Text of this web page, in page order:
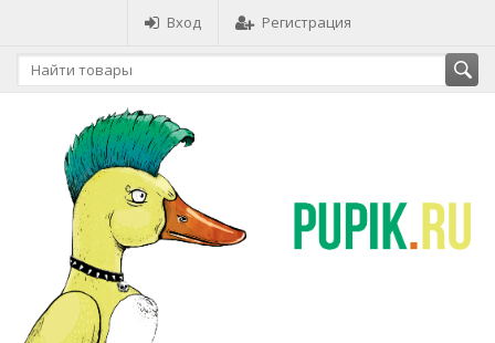
Вход Регистрация